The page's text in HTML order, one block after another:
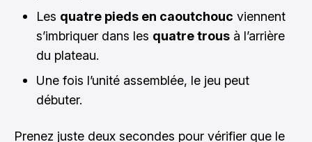
Les quatre pieds en caoutchouc viennent
s’imbriquer dans les quatre trous à l’arrière
du plateau.
Une fois l’unité assemblée, le jeu peut
débuter.
Prenez juste deux secondes pour vérifier que le